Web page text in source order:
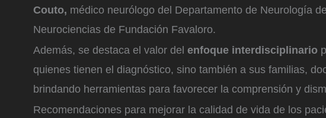
Couto, médico neurólogo del Departamento de Neurología
Neurociencias de Fundación Favaloro.
Además, se destaca el valor del enfoque interdisciplinario
quienes tienen el diagnóstico, sino también a sus familias,
brindando herramientas para favorecer la comprensión y
Recomendaciones para mejorar la calidad de vida de los